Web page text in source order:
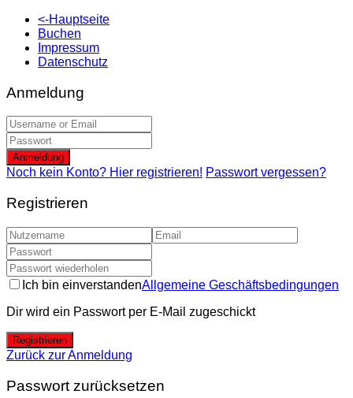
<-Hauptseite
Buchen
Impressum
Datenschutz
Anmeldung
Anmeldung
Noch kein Konto? Hier registrieren! Passwort vergessen?
Registrieren
Ich bin einverstandenAllgemeine Geschäftsbedingungen
Dir wird ein Passwort per E-Mail zugeschickt
Registrieren
Zurück zur Anmeldung
Passwort zurücksetzen